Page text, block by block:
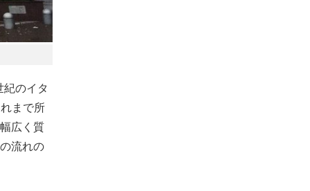
のイタ
まで所
広く質
流れの